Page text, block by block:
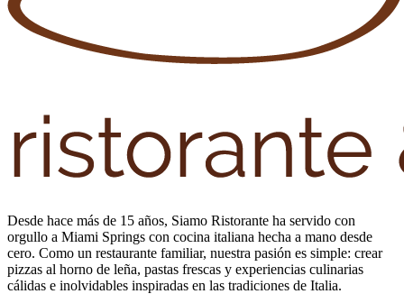
Desde hace más de 15 años, Siamo Ristorante ha servido con
orgullo a Miami Springs con cocina italiana hecha a mano desde
cero. Como un restaurante familiar, nuestra pasión es simple: crear
pizzas al horno de leña, pastas frescas y experiencias culinarias
cálidas e inolvidables inspiradas en las tradiciones de Italia.